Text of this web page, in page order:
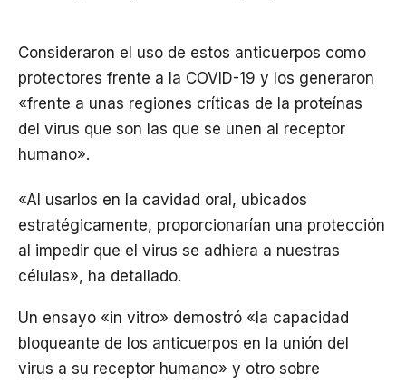
Consideraron el uso de estos anticuerpos como
protectores frente a la COVID-19 y los generaron
«frente a unas regiones críticas de la proteínas
del virus que son las que se unen al receptor
humano».
«Al usarlos en la cavidad oral, ubicados
estratégicamente, proporcionarían una protección
al impedir que el virus se adhiera a nuestras
células», ha detallado.
Un ensayo «in vitro» demostró «la capacidad
bloqueante de los anticuerpos en la unión del
virus a su receptor humano» y otro sobre